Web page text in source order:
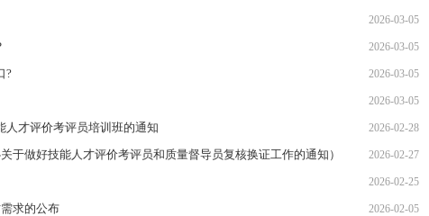
2026-03-05
2026-03-05
? 2026-03-05
2026-03-05
人才评价考评员培训班的通知 2026-02-28
于做好技能人才评价考评员和质量督导员复核换证工作的通知） 2026-02-27
2026-02-25
求的公布 2026-02-05